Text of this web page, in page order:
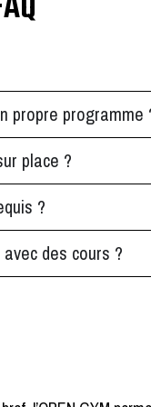
propre programme
place ?
?
des cours ?